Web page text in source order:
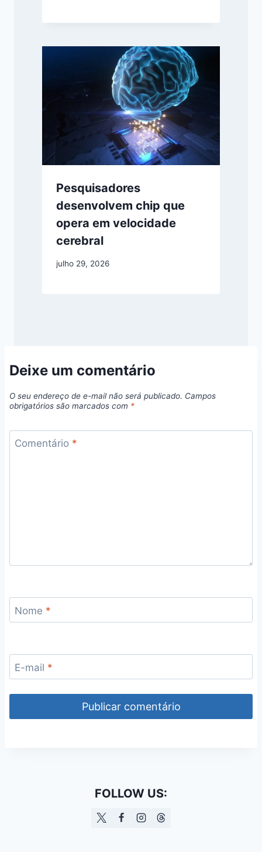
Pesquisadores
desenvolvem chip que
opera em velocidade
cerebral
julho 29, 2026
Deixe um comentário
O seu endereço de e-mail não será publicado. Campos
obrigatórios são marcados com *
Comentário *
Nome *
E-mail *
FOLLOW US: